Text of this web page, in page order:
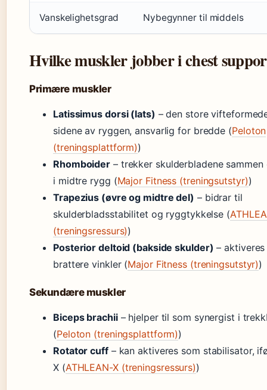
Vanskelighetsgrad Nybegynner til middels
Hvilke muskler jobber i chest
Primære muskler
Latissimus dorsi (lats) – den store
sidene av ryggen, ansvarlig for bredde (Peloton
(treningsplattform))
Rhomboider – trekker skulderbladene
i midtre rygg (Major Fitness (treningsutstyr))
Trapezius (øvre og midtre del) – bidrar til
skulderbladsstabilitet og ryggtykkelse (
(treningsressurs))
Posterior deltoid (bakside skulder) –
brattere vinkler (Major Fitness (treningsutstyr))
Sekundære muskler
Biceps brachii– hjelper til som synergist i
(Peloton (treningsplattform))
Rotator cuff– kan aktiveres som stabilisator,
X (ATHLEAN-X (treningsressurs))